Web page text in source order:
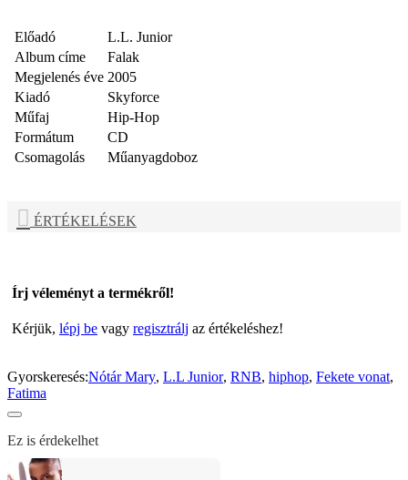
Előadó
L.L. Junior
Album címe
Falak
Megjelenés éve 2005
Kiadó
Skyforce
Műfaj
Hip-Hop
Formátum
CD
Csomagolás
Műanyagdoboz
ÉRTÉKELÉSEK
Írj véleményt a termékről!
Kérjük, lépj be vagy regisztrálj az értékeléshez!
Gyorskeresés:Nótár Mary, L.L Junior, RNB, hiphop, Fekete vonat,
Fatima
Ez is érdekelhet